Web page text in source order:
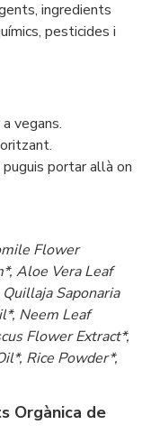
ingredients
pesticides i
vegans.
portar allà on
Flower
Aloe Vera Leaf
Saponaria
Neem Leaf
Flower Extract*,
Rice Powder*,
Orgànica de